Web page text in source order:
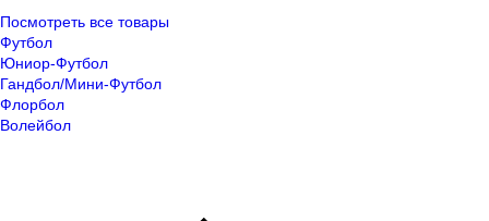
Посмотреть все товары
Футбол
Юниор-Футбол
Гандбол/Мини-Футбол
Флорбол
Волейбол